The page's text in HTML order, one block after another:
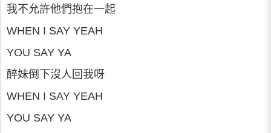
我不允許他們抱在一起
WHEN I SAY YEAH
YOU SAY YA
醉妹倒下沒人回我呀
WHEN I SAY YEAH
YOU SAY YA